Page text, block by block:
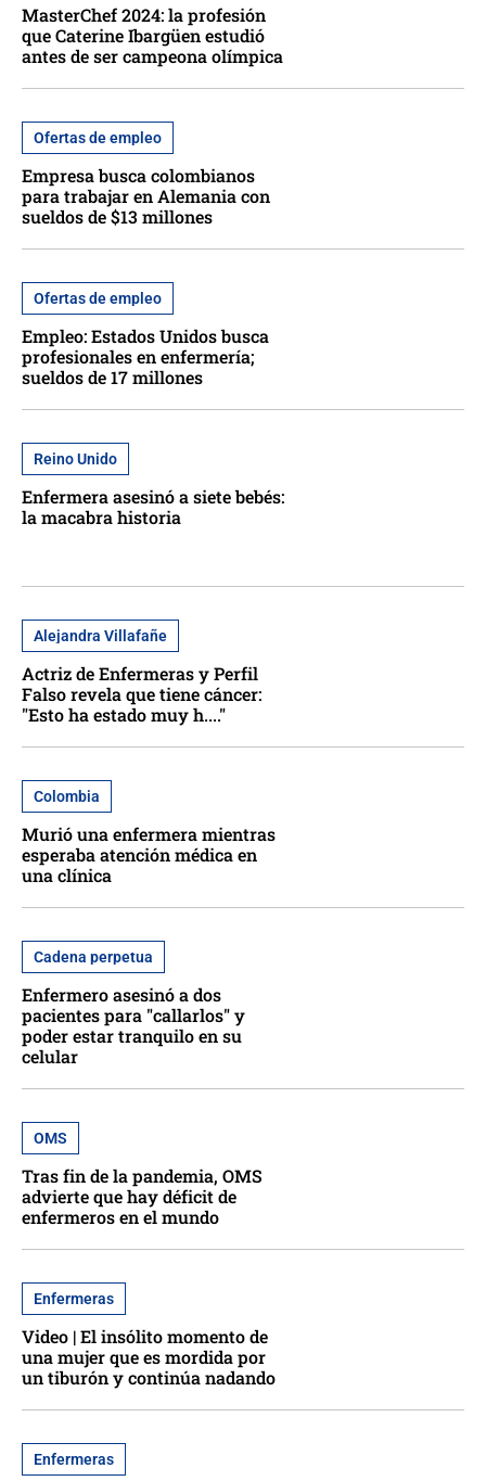
MasterChef 2024: la profesión
que Caterine Ibargüen estudió
antes de ser campeona olímpica
Ofertas de empleo
Empresa busca colombianos
para trabajar en Alemania con
sueldos de $13 millones
Ofertas de empleo
Empleo: Estados Unidos busca
profesionales en enfermería;
sueldos de 17 millones
Reino Unido
Enfermera asesinó a siete bebés:
la macabra historia
Alejandra Villafañe
Actriz de Enfermeras y Perfil
Falso revela que tiene cáncer:
"Esto ha estado muy h...."
Colombia
Murió una enfermera mientras
esperaba atención médica en
una clínica
Cadena perpetua
Enfermero asesinó a dos
pacientes para "callarlos" y
poder estar tranquilo en su
celular
OMS
Tras fin de la pandemia, OMS
advierte que hay déficit de
enfermeros en el mundo
Enfermeras
Video | El insólito momento de
una mujer que es mordida por
un tiburón y continúa nadando
Enfermeras